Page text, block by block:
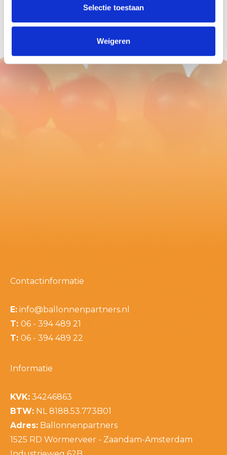
Selectie toestaan
Weigeren
ballonnenpartners
Contactinformatie
E: info@ballonnenpartners.nl
T: 06 - 394 489 21
T: 06 - 394 489 22
Informatie
KVK: 34246863
BTW: NL 8188.53.773B01
Adres: Ballonnenpartners
1525 RD Wormerveer - Zaandam-Amsterdam